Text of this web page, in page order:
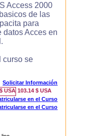
Access 2000
de las
para
datos Acces en
curso se
Solicitar Información
103.14 $ USA